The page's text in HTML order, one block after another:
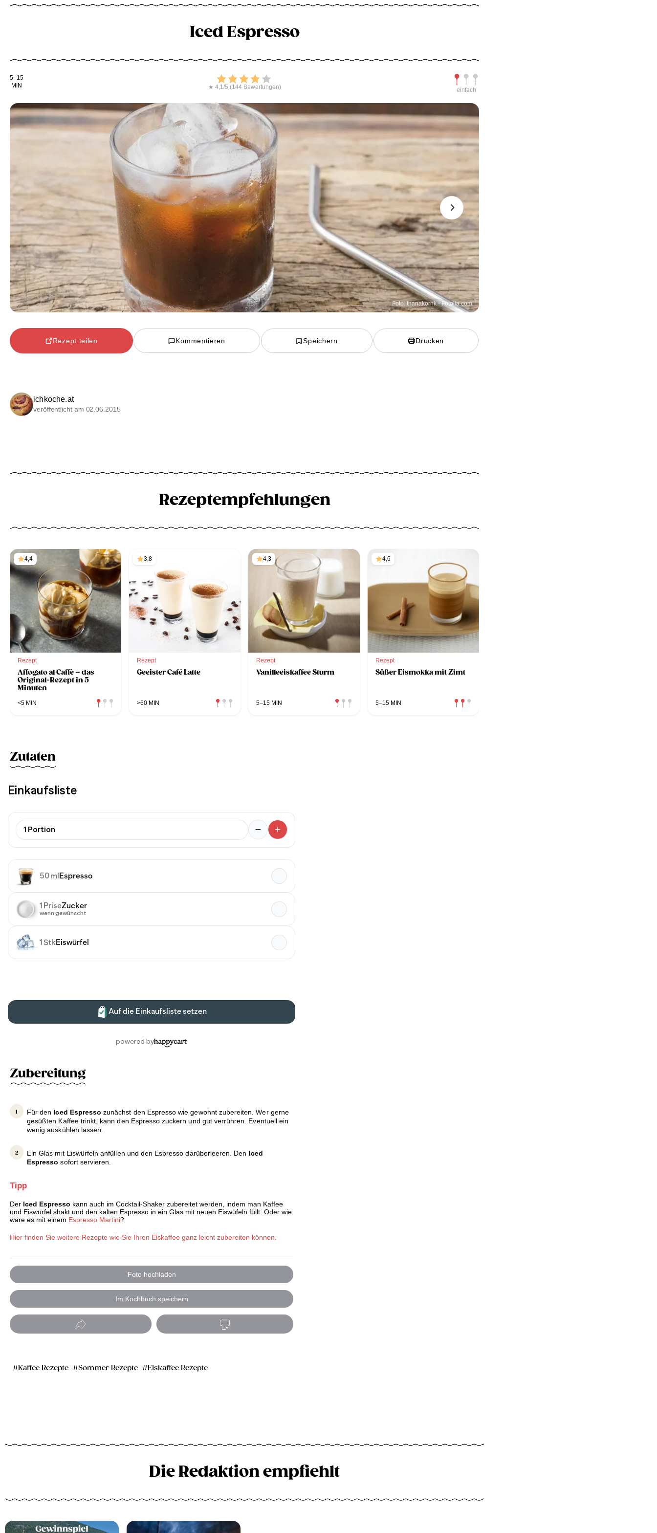
Iced Espresso
Kochdauer
5–15
MIN
Bewerten
★ 4,1/5 (144 Bewertungen)
Schwierigkeit
einfach
Foto: thanakornk - Fotolia.com
Next
Rezept teilen Kommentieren Speichern Drucken
ichkoche.at
veröffentlicht am 02.06.2015
Rezeptempfehlungen
4,4
Rezept
Affogato al Caffè – das
Original-Rezept in 5
Minuten
<5 MIN
3,8
Rezept
Geeister Café Latte
>60 MIN
4,3
Rezept
Vanilleeiskaffee Sturm
5–15 MIN
4,6
Rezept
Süßer Eismokka mit Zimt
5–15 MIN
Zutaten
Zubereitung
Für den Iced Espresso zunächst den Espresso wie gewohnt zubereiten. Wer gerne
gesüßten Kaffee trinkt, kann den Espresso zuckern und gut verrühren. Eventuell ein
wenig auskühlen lassen.
Ein Glas mit Eiswürfeln anfüllen und den Espresso darüberleeren. Den Iced
Espresso sofort servieren.
Tipp
Der Iced Espresso kann auch im Cocktail-Shaker zubereitet werden, indem man Kaffee
und Eiswürfel shakt und den kalten Espresso in ein Glas mit neuen Eiswüfeln füllt. Oder wie
wäre es mit einem Espresso Martini?
Hier finden Sie weitere Rezepte wie Sie Ihren Eiskaffee ganz leicht zubereiten können.
Foto hochladen
Im Kochbuch speichern
Kaffee Rezepte Sommer Rezepte Eiskaffee Rezepte
Die Redaktion empfiehlt